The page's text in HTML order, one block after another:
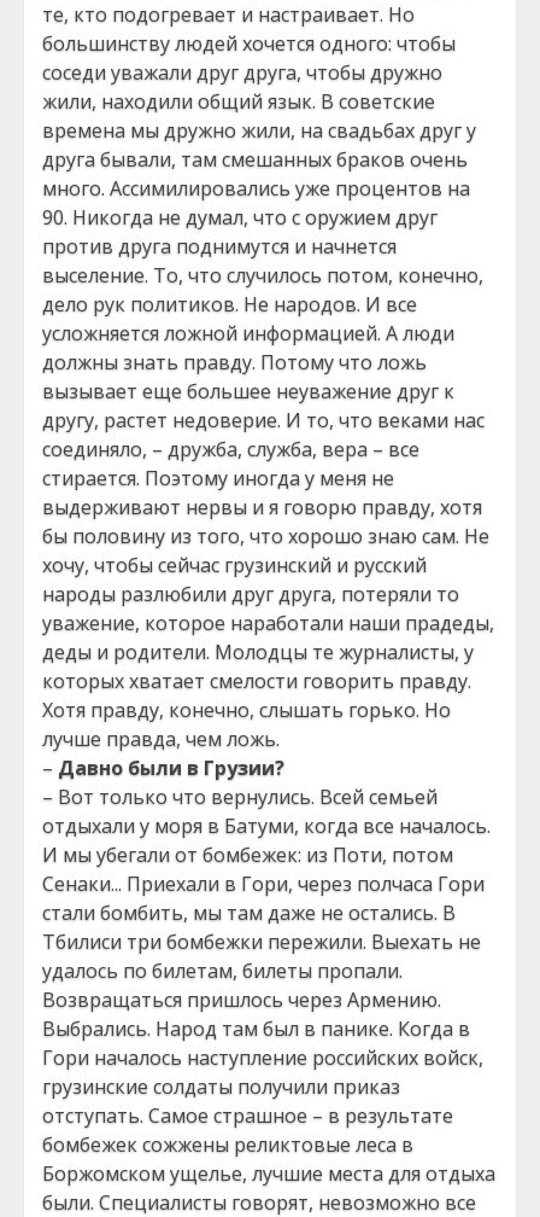
те, кто подогревает и настраивает. Но
большинству людей хочется одного: чтобы
соседи уважали друг друга, чтобы дружно
жили, находили общий язык. В советские
времена мы дружно жили, на свадьбах друг у
друга бывали, там смешанных браков очень
много. Ассимилировались уже процентов на
90. Никогда не думал, что с оружием друг
против друга поднимутся и начнется
выселение. То, что случилось потом, конечно,
дело рук политиков. Не народов. И все
усложняется ложной информацией. А люди
должны знать правду. Потому что ложь
вызывает еще большее неуважение друг к
другу, растет недоверие. И то, что веками нас
соединяло, – дружба, служба, вера – все
стирается. Поэтому иногда у меня не
выдерживают нервы и я говорю правду, хотя
бы половину из того, что хорошо знаю сам. Не
хочу, чтобы сейчас грузинский и русский
народы разлюбили друг друга, потеряли то
уважение, которое наработали наши прадеды,
деды и родители. Молодцы те журналисты, у
которых хватает смелости говорить правду.
Хотя правду, конечно, слышать горько. Но
лучше правда, чем ложь.
– Давно были в Грузии?
– Вот только что вернулись. Всей семьей
отдыхали у моря в Батуми, когда все началось.
И мы убегали от бомбежек: из Поти, потом
Сенаки... Приехали в Гори, через полчаса Гори
стали бомбить, мы там даже не остались. В
Тбилиси три бомбежки пережили. Выехать не
удалось по билетам, билеты пропали.
Возвращаться пришлось через Армению.
Выбрались. Народ там был в панике. Когда в
Гори началось наступление российских войск,
грузинские солдаты получили приказ
отступать. Самое страшное – в результате
бомбежек сожжены реликтовые леса в
Боржомском ущелье, лучшие места для отдыха
были. Специалисты говорят, невозможно все